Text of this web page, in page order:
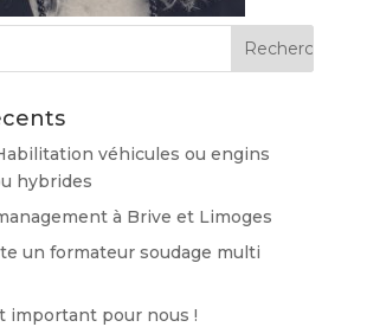
véhicules ou engins
hybrides
à Brive et Limoges
un formateur soudage multi
important pour nous !